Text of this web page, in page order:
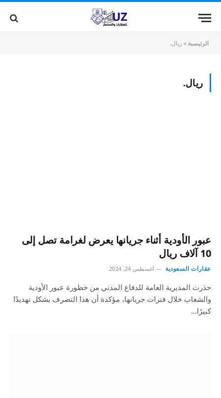
الرئيسية » ريال.
ريال.
عبور الأودية أثناء جريانها يعرض لغرامة تصل إلى
10 آلاف ريال
عقارات السعودية أغسطس 24, 2024
حذرت المديرية العامة للدفاع المدني من خطورة عبور الأودية
والشعاب خلال فترات جريانها، مؤكدة أن هذا التصرف يشكل تهديدًا
كبيرًا…